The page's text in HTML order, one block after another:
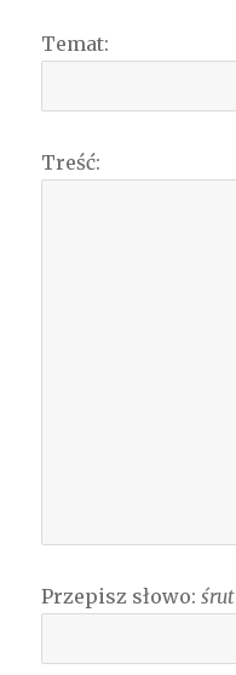
Temat:
Treść:
Przepisz słowo:śrut